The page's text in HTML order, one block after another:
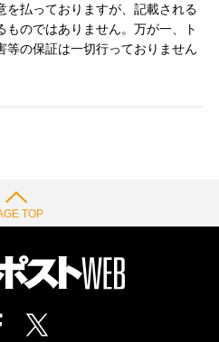
を払っておりますが、記載される
のではありません。万が一、ト
等の保証は一切行っておりません
TOP